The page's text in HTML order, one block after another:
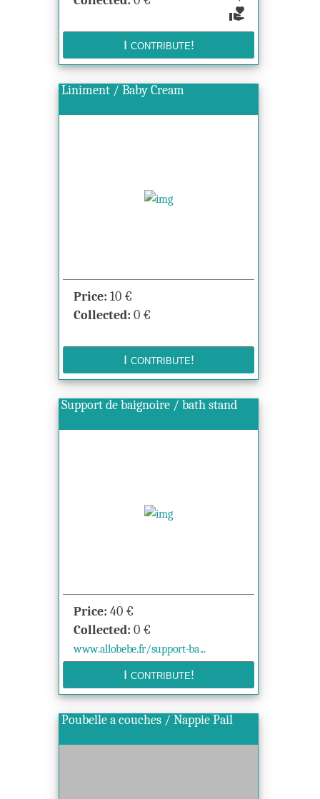
volunteer_activism
Liniment / Baby Cream
Price: 10 €
Collected: 0 €
Support de baignoire / bath stand
Price: 40 €
Collected: 0 €
www.allobebe.fr/support-ba...
Poubelle a couches / Nappie Pail